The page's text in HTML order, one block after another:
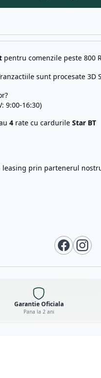
pentru comenzile peste 800
sunt procesate 3D
9:00-16:30)
4 rate cu cardurile Star BT
leasing prin partenerul
Garantie Oficiala
Pana la 2 ani